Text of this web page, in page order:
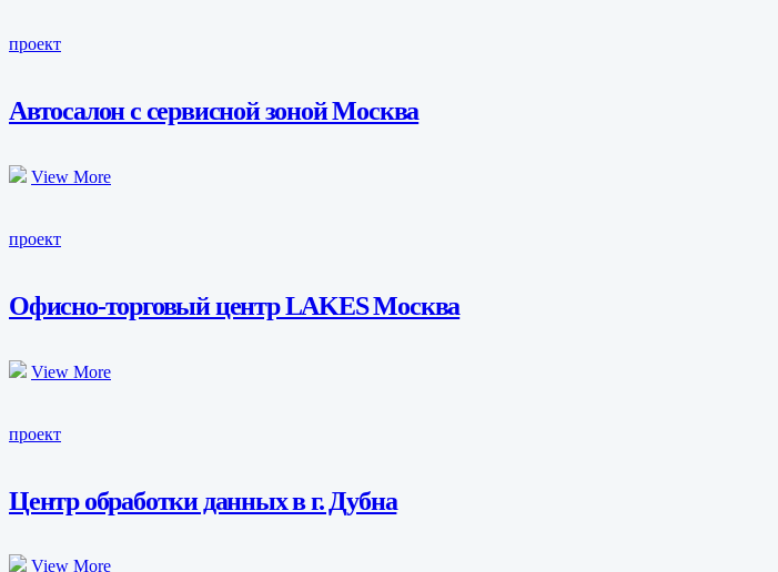
проект
Автосалон с сервисной зоной Москва
View More
проект
Офисно-торговый центр LAKES Москва
View More
проект
Центр обработки данных в г. Дубна
View More